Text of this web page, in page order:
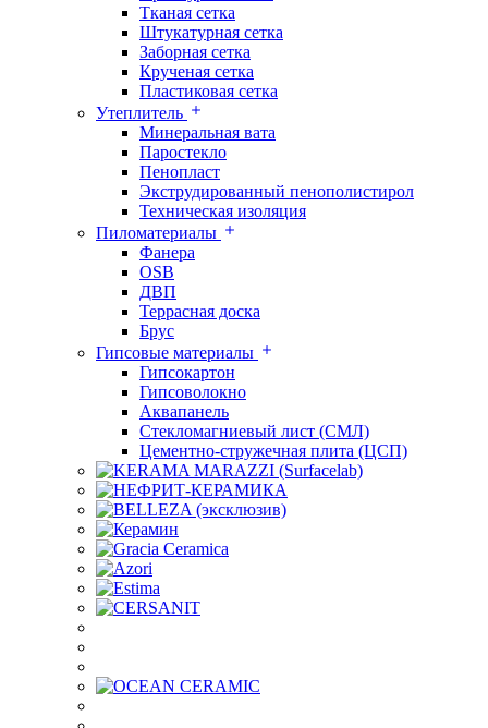
Тканая сетка
Штукатурная сетка
Заборная сетка
Крученая сетка
Пластиковая сетка
Утеплитель
Минеральная вата
Паростекло
Пенопласт
Экструдированный пенополистирол
Техническая изоляция
Пиломатериалы
Фанера
OSB
ДВП
Террасная доска
Брус
Гипсовые материалы
Гипсокартон
Гипсоволокно
Аквапанель
Стекломагниевый лист (СМЛ)
Цементно-стружечная плита (ЦСП)